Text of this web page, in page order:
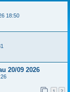
r
18:50
20/09 2026